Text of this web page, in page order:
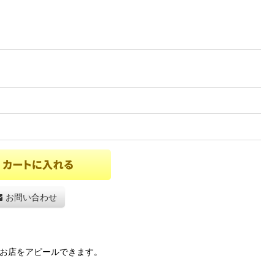
お問い合わせ
をアピールできます。